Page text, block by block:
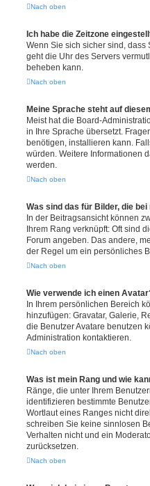
Nach oben
Ich habe die Zeitzone
Wenn Sie sich sicher sind,
geht die Uhr des Servers
beheben kann.
Nach oben
Meine Sprache steht auf
Meist hat die Board-
in Ihre Sprache übersetzt.
benötigen, installieren kann.
würden. Weitere Informationen
werden.
Nach oben
Was sind das für Bilder, die
In der Beitragsansicht können
Ihrem Rang verknüpft: Oft sind
Forum angeben. Das andere,
der Regel um ein persönliches
Nach oben
Wie verwende ich einen
In Ihrem persönlichen Bereich
hinzufügen: Gravatar, Galerie,
die Benutzer Avatare benutzen
Administration kontaktieren.
Nach oben
Was ist mein Rang und wie
Ränge, die unter Ihrem
identifizieren bestimmte
Wortlaut eines Ranges nicht
schreiben Sie keine sinnlosen
Verhalten nicht und ein
zurücksetzen.
Nach oben